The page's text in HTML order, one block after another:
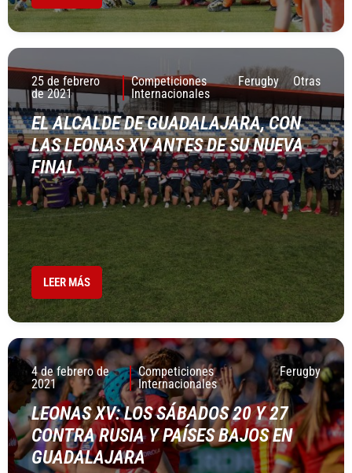
25 de febrero
de 2021
Competiciones
Internacionales
Ferugby Otras
EL ALCALDE DE GUADALAJARA, CON
LAS LEONAS XV ANTES DE SU NUEVA
FINAL
LEER MÁS
4 de febrero de
2021
Competiciones
Internacionales
Ferugby
LEONAS XV: LOS SÁBADOS 20 Y 27
CONTRA RUSIA Y PAÍSES BAJOS EN
GUADALAJARA